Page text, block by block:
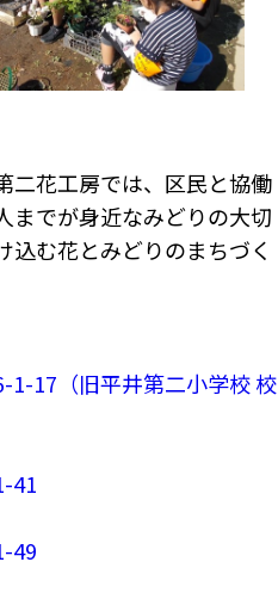
二花工房では、区民と協働
までが身近なみどりの大切
む花とみどりのまちづく
1-17（旧平井第二小学校 校
41
49